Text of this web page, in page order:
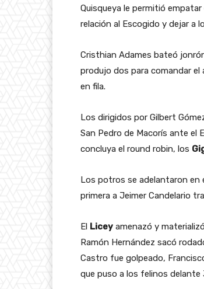
Quisqueya le permitió
relación al Escogido y dejar a
Cristhian Adames bateó
produjo dos para comandar el
en fila.
Los dirigidos por Gilbert
San Pedro de Macorís ante el
concluya el round robin, los
Los potros se adelantaron en
primera a Jeimer Candelario
El Licey amenazó y
Ramón Hernández sacó
Castro fue golpeado,
que puso a los felinos delante